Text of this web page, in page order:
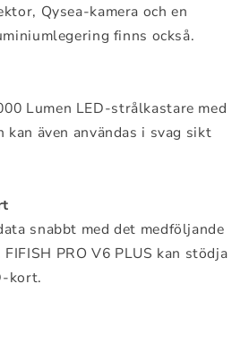
Qysea-kamera och en
finns också.
Lumen LED-strålkastare med
även användas i svag sikt
snabbt med det medföljande
PRO V6 PLUS kan stödja
kort.